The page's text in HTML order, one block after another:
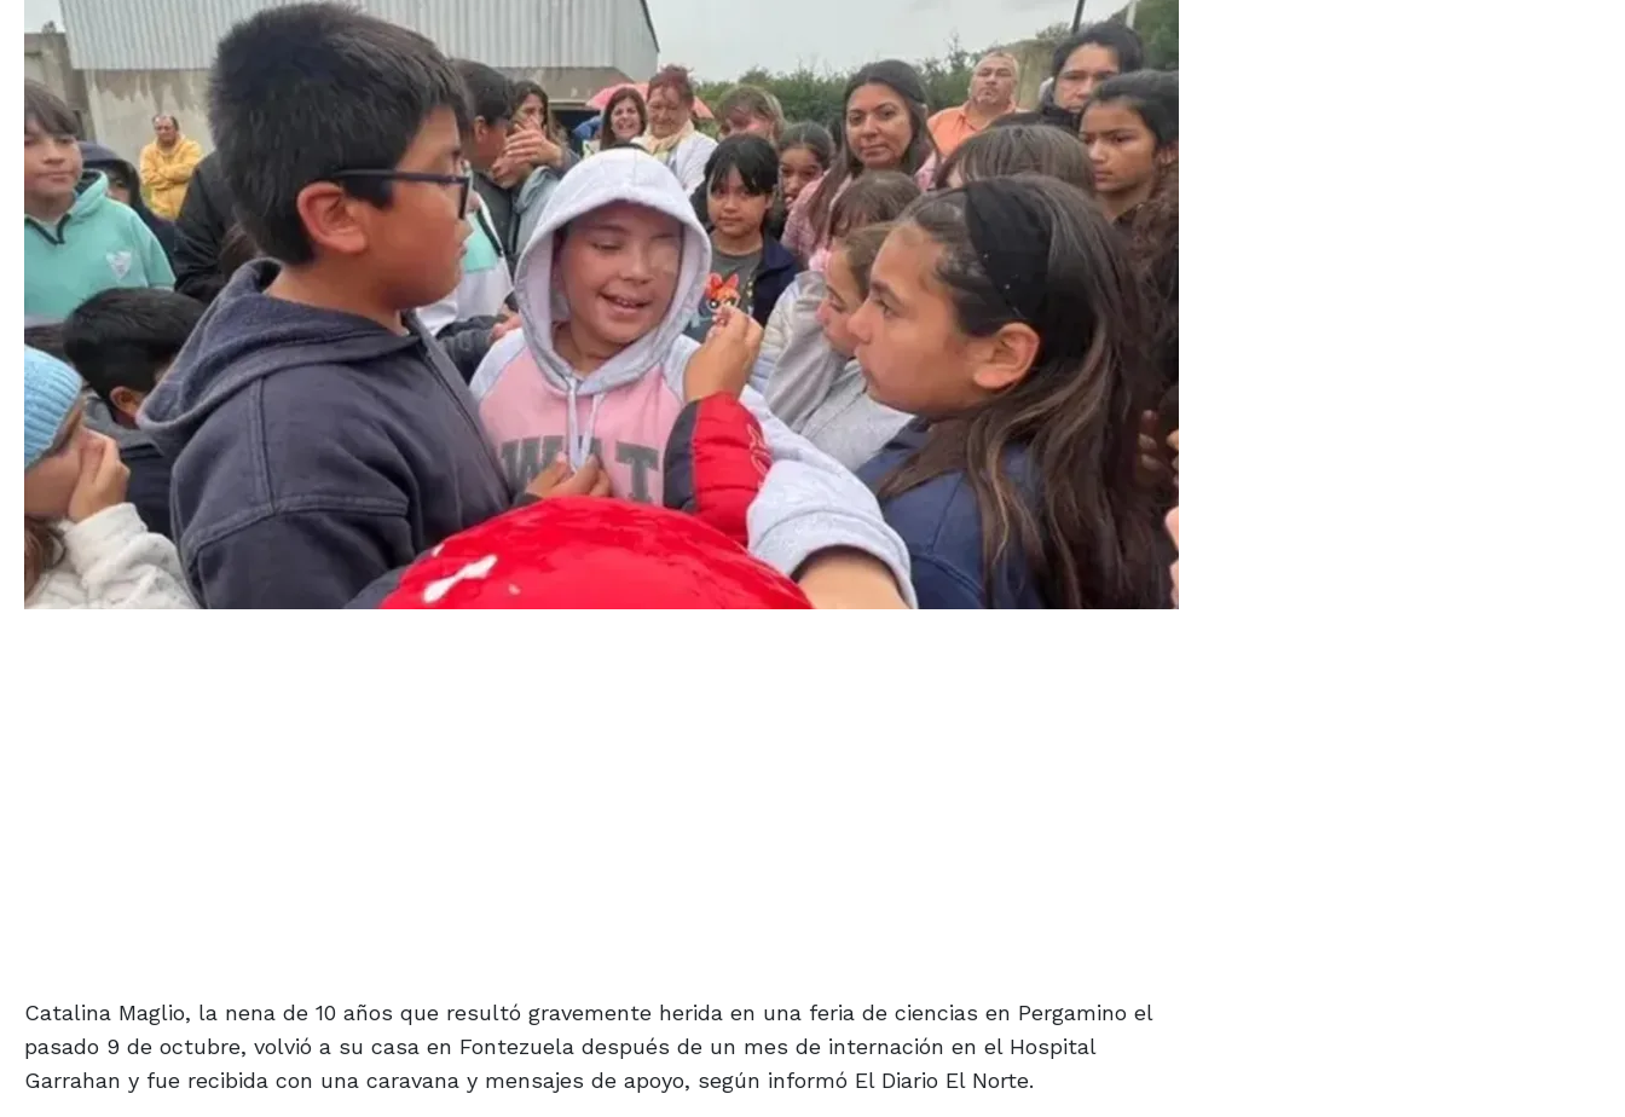
Catalina Maglio, la nena de 10 años que resultó gravemente herida en una feria de ciencias en Pergamino el
pasado 9 de octubre, volvió a su casa en Fontezuela después de un mes de internación en el Hospital
Garrahan y fue recibida con una caravana y mensajes de apoyo, según informó El Diario El Norte.